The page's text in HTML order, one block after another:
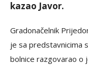
kazao Javor.
Gradonačelnik
je sa predstavnicima
bolnice razgovarao o